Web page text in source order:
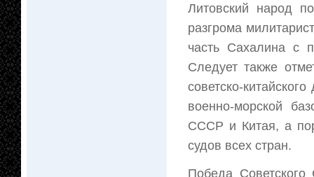
Литовский народ
разгрома
часть Сахалина с
Следует также
советско-
военно-морской
СССР и Китая, а
судов всех стран.
Победа